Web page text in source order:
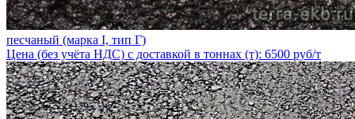
песчаный (марка I, тип Г)
Цена (без учёта НДС) с доставкой в тоннах (т): 6500 руб/т